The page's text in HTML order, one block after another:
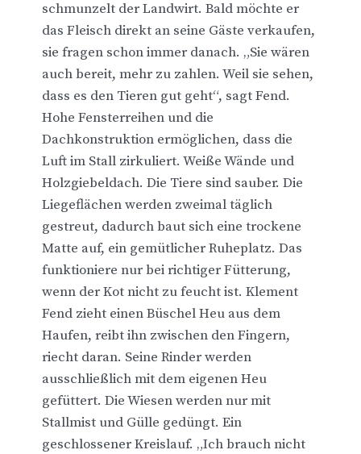
schmunzelt der Landwirt. Bald möchte er
das Fleisch direkt an seine Gäste verkaufen,
sie fragen schon immer danach. „Sie wären
auch bereit, mehr zu zahlen. Weil sie sehen,
dass es den Tieren gut geht“, sagt Fend.
Hohe Fensterreihen und die
Dachkonstruktion ermöglichen, dass die
Luft im Stall zirkuliert. Weiße Wände und
Holzgiebeldach. Die Tiere sind sauber. Die
Liegeflächen werden zweimal täglich
gestreut, dadurch baut sich eine trockene
Matte auf, ein gemütlicher Ruheplatz. Das
funktioniere nur bei richtiger Fütterung,
wenn der Kot nicht zu feucht ist. Klement
Fend zieht einen Büschel Heu aus dem
Haufen, reibt ihn zwischen den Fingern,
riecht daran. Seine Rinder werden
ausschließlich mit dem eigenen Heu
gefüttert. Die Wiesen werden nur mit
Stallmist und Gülle gedüngt. Ein
geschlossener Kreislauf. „Ich brauch nicht